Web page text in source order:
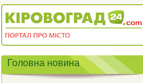
Головна новина